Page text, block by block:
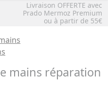
Livraison OFFERTE avec
Prado Mermoz Premium
ou à partir de 55€
mains réparation